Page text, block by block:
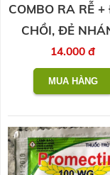
COMBO RA RỄ
CHỒI, ĐẺ
14.000 đ